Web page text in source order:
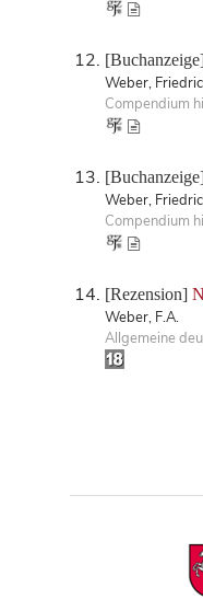
Weber,
Compendium
Weber,
Compendium
[Rezension]
Weber, F.A.
Allgemeine